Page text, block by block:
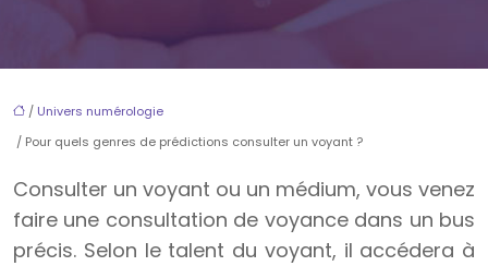
/ Univers numérologie
/ Pour quels genres de prédictions consulter un voyant ?
Consulter un voyant ou un médium, vous venez
faire une consultation de voyance dans un bus
précis. Selon le talent du voyant, il accédera à